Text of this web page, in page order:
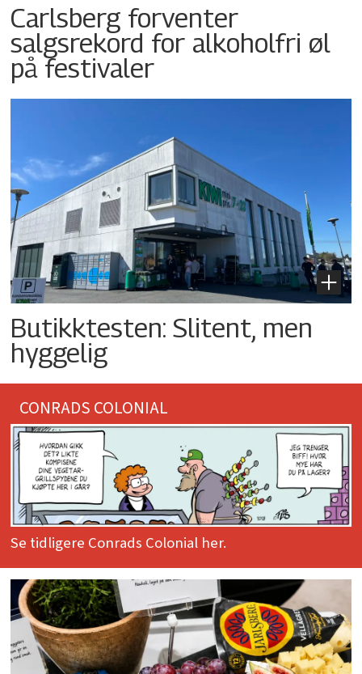
Carlsberg forventer
salgsrekord for alkoholfri øl
på festivaler
Butikktesten: Slitent, men
hyggelig
CONRADS COLONIAL
Se tidligere Conrads Colonial her.